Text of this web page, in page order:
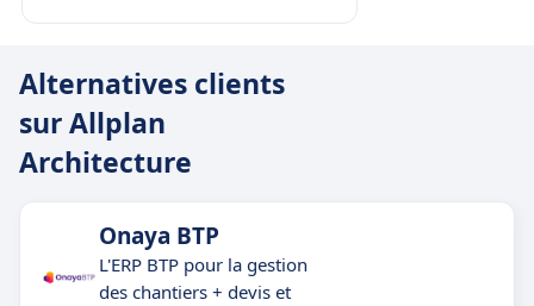
Alternatives clients
sur Allplan
Architecture
Onaya BTP
L'ERP BTP pour la gestion
des chantiers + devis et